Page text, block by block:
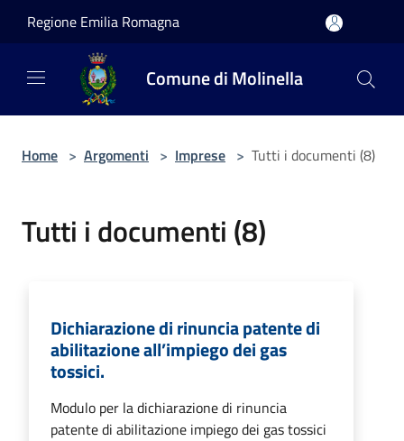
Regione Emilia Romagna
Comune di Molinella
Home > Argomenti > Imprese > Tutti i documenti (8)
Tutti i documenti (8)
Dichiarazione di rinuncia patente di
abilitazione all’impiego dei gas
tossici.
Modulo per la dichiarazione di rinuncia
patente di abilitazione impiego dei gas tossici